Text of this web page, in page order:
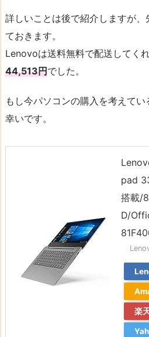
詳しいことは後で紹介しますが
ておきます。
Lenovoは送料無料で配送してく
44,513円でした。
もし今パソコンの購入を考えて
幸いです。
pad
搭載/
D/
楽